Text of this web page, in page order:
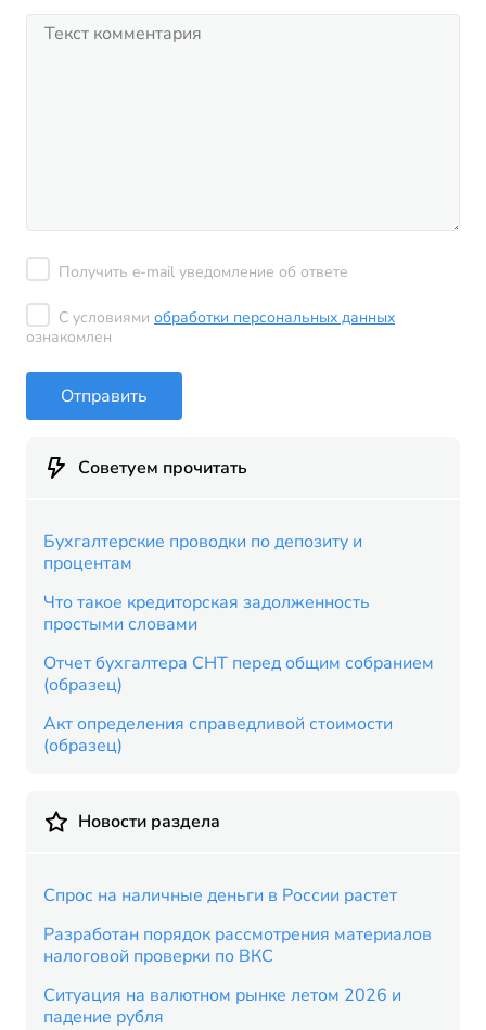
Получить e-mail уведомление об ответе
С условиями обработки персональных данных
ознакомлен
Отправить
Советуем прочитать
Бухгалтерские проводки по депозиту и
процентам
Что такое кредиторская задолженность
простыми словами
Отчет бухгалтера СНТ перед общим собранием
(образец)
Акт определения справедливой стоимости
(образец)
Новости раздела
Спрос на наличные деньги в России растет
Разработан порядок рассмотрения материалов
налоговой проверки по ВКС
Ситуация на валютном рынке летом 2026 и
падение рубля